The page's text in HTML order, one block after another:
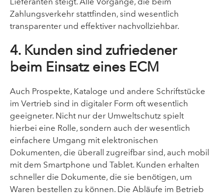
Zahlungsverkehr stattfinden, sind wesentlich
transparenter und effektiver nachvollziehbar.
4. Kunden sind zufriedener
beim Einsatz eines ECM
Auch Prospekte, Kataloge und andere Schriftstücke
im Vertrieb sind in digitaler Form oft wesentlich
geeigneter. Nicht nur der Umweltschutz spielt
hierbei eine Rolle, sondern auch der wesentlich
einfachere Umgang mit elektronischen
Dokumenten, die überall zugreifbar sind, auch mobil
mit dem Smartphone und Tablet. Kunden erhalten
schneller die Dokumente, die sie benötigen, um
Waren bestellen zu können. Die Abläufe im Betrieb